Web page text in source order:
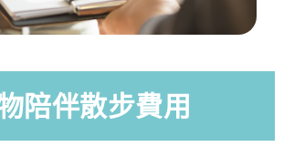
陪伴散步費用